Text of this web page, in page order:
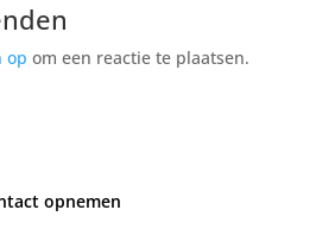
op om een reactie te plaatsen.
opnemen